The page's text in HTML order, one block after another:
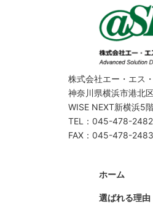
株式会社エー・エス
神奈川県横浜市港北
WISE NEXT新横浜5
TEL：045-478-2482
FAX：045-478-2483
ホーム
選ばれる理由